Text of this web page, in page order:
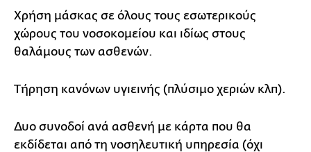
Χρήση μάσκας σε όλους τους εσωτερικούς
χώρους του νοσοκομείου και ιδίως στους
θαλάμους των ασθενών.
Τήρηση κανόνων υγιεινής (πλύσιμο χεριών κλπ).
Δυο συνοδοί ανά ασθενή με κάρτα που θα
εκδίδεται από τη νοσηλευτική υπηρεσία (όχι